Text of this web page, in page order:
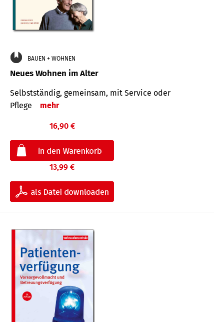
BAUEN + WOHNEN
Neues Wohnen im Alter
Selbstständig, gemeinsam, mit Service oder
Pflege
mehr
16,90 €
13,99 €